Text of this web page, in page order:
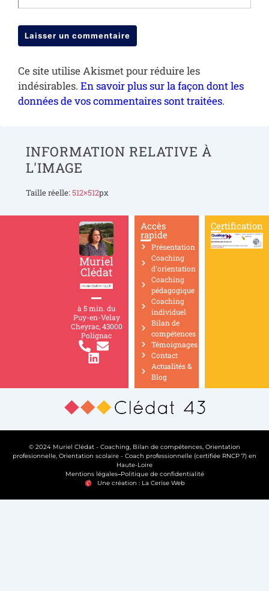
Ce site utilise Akismet pour réduire les
indésirables. En savoir plus sur la façon dont les
données de vos commentaires sont traitées.
INFORMATION RELATIVE À
L'IMAGE
Taille réelle:512×512px
Muriel
Clédat
à 5 min. du
Puy-en-Velay
Cheyrac, 43000
Polignac
Accès
rapide
Présentation
Coaching
d'orientation
Coaching
pédagogique
Coaching
individuel
Bilan de
compétences
Témoignages
Contact
Actualités &
Blog
Certification
© 2024 Muriel Clédat - Coaching, Bilan de compétences, Orientation
profesionnelle, Orientation scolaire - Coach professionnelle (certifiée RNCP 7) en
Haute-Loire
Mentions légales Politique de confidentialité
Une création : La Cerise Web